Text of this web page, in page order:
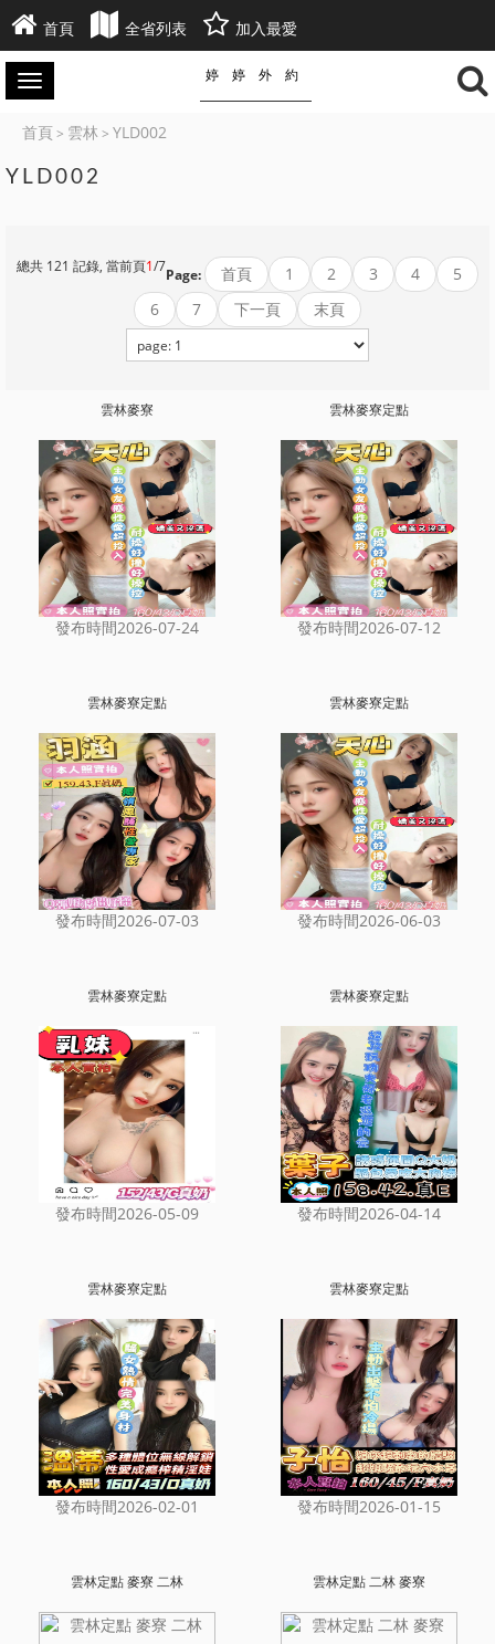
首頁 全省列表 加入最愛
婷婷外約
首頁> 雲林> YLD002
YLD002
Page:
總共 121 記錄, 當前頁1/7 首頁 1 2 3 4
5
6
7 下一頁 末頁
雲林麥寮
發布時間2026-07-24
雲林麥寮定點
發布時間2026-07-12
雲林麥寮定點
發布時間2026-07-03
雲林麥寮定點
發布時間2026-06-03
雲林麥寮定點
發布時間2026-05-09
雲林麥寮定點
發布時間2026-04-14
雲林麥寮定點
發布時間2026-02-01
雲林麥寮定點
發布時間2026-01-15
雲林定點 麥寮 二林 雲林定點 二林 麥寮